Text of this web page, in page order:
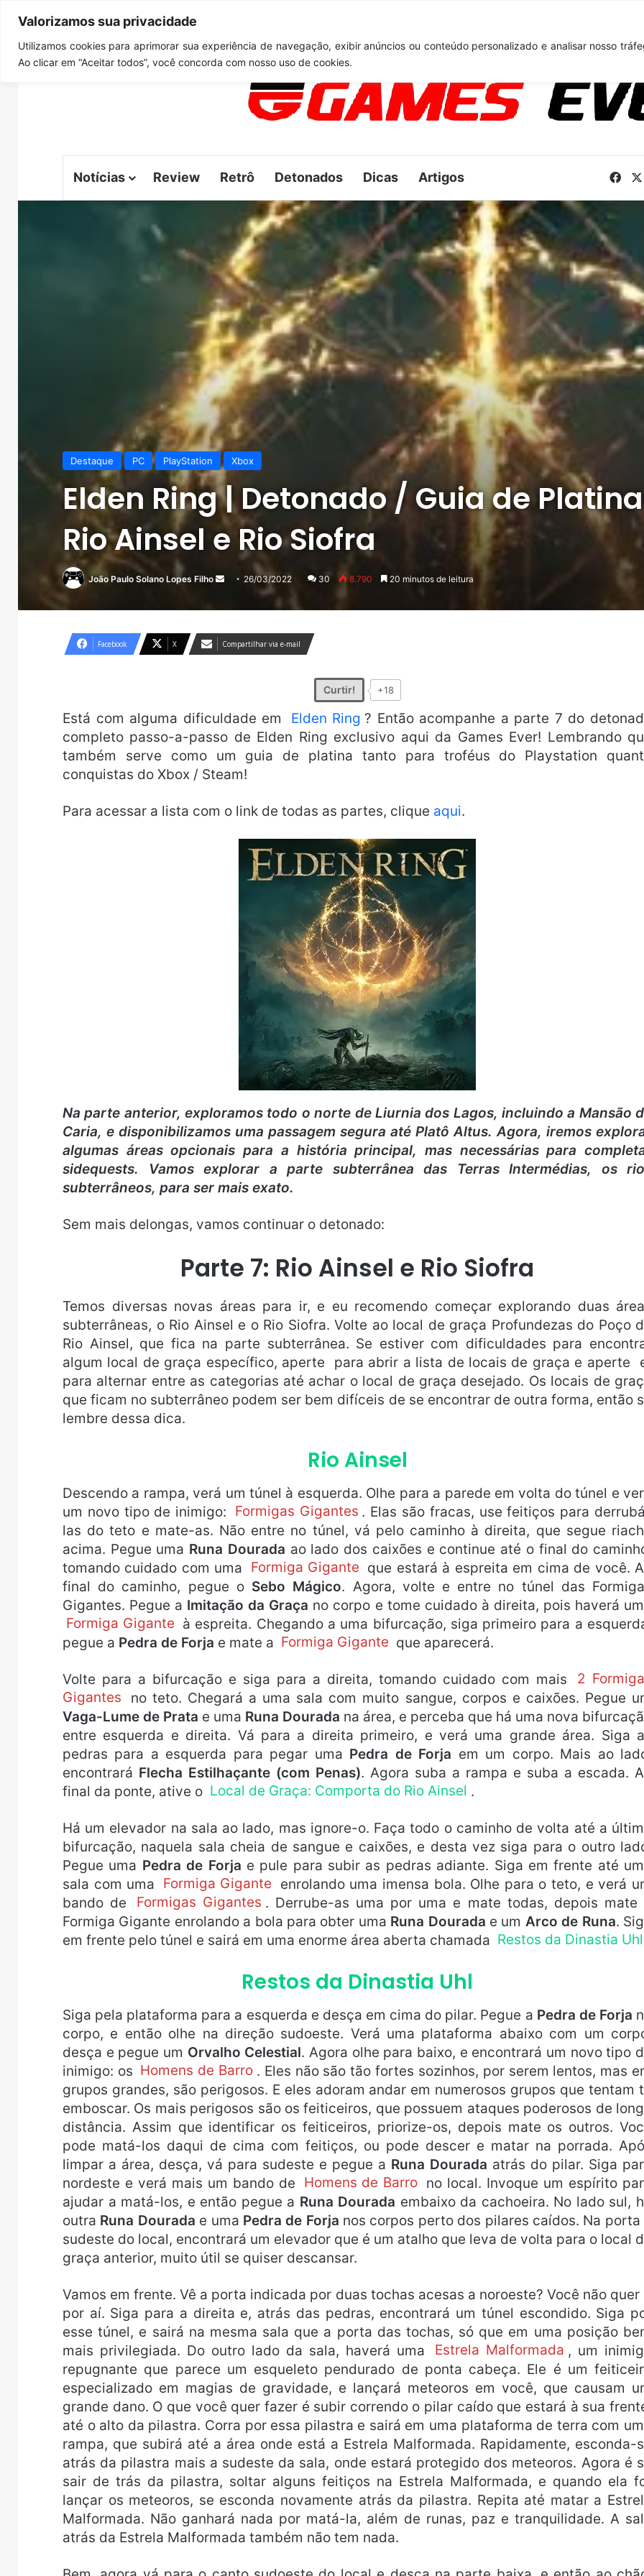
Valorizamos sua privacidade
Utilizamos cookies para aprimorar sua experiência de navegação, exibir anúncios ou conteúdo personalizado e analisar nosso
Ao clicar em “Aceitar todos”, você concorda com nosso uso de cookies.
quinta-feira, agosto 6 2026
Notícias Review Retrô Detonados Dicas Artigos
Destaque PC PlayStation Xbox
Elden Ring | Detonado / Guia de
Rio Ainsel e Rio Siofra
João Paulo Solano Lopes Filho
Mande
e-
26/03/2022 30 8.790 20 minutos de leitura
Facebook X Compartilhar via e-mail
Curtir! +18
Está com alguma dificuldade em Elden Ring ? Então acompanhe a parte 7 do
completo passo-a-passo de Elden Ring exclusivo aqui da Games Ever! Lembrando
também serve como um guia de platina tanto para troféus do Playstation
conquistas do Xbox / Steam!
Para acessar a lista com o link de todas as partes, clique aqui.
Na parte anterior, exploramos todo o norte de Liurnia dos Lagos, incluindo a Mansão
Caria, e disponibilizamos uma passagem segura até Platô Altus. Agora, iremos
algumas áreas opcionais para a história principal, mas necessárias para
sidequests. Vamos explorar a parte subterrânea das Terras Intermédias, os
subterrâneos, para ser mais exato.
Sem mais delongas, vamos continuar o detonado:
Parte 7: Rio Ainsel e Rio Siofra
Temos diversas novas áreas para ir, e eu recomendo começar explorando duas
subterrâneas, o Rio Ainsel e o Rio Siofra. Volte ao local de graça Profundezas do Poço
Rio Ainsel, que fica na parte subterrânea. Se estiver com dificuldades para
algum local de graça específico, aperte
para abrir a lista de locais de graça e aperte
para alternar entre as categorias até achar o local de graça desejado. Os locais de
que ficam no subterrâneo podem ser bem difíceis de se encontrar de outra forma, então
lembre dessa dica.
Rio Ainsel
Descendo a rampa, verá um túnel à esquerda. Olhe para a parede em volta do túnel e
um novo tipo de inimigo:
Formigas Gigantes . Elas são fracas, use feitiços para
las do teto e mate-as. Não entre no túnel, vá pelo caminho à direita, que segue
acima. Pegue uma Runa Dourada ao lado dos caixões e continue até o final do
tomando cuidado com uma
Formiga Gigante que estará à espreita em cima de você.
final do caminho, pegue o Sebo Mágico. Agora, volte e entre no túnel das
Gigantes. Pegue a Imitação da Graça no corpo e tome cuidado à direita, pois haverá
Formiga Gigante à espreita. Chegando a uma bifurcação, siga primeiro para a
pegue a Pedra de Forja e mate a Formiga Gigante que aparecerá.
Volte para a bifurcação e siga para a direita, tomando cuidado com mais
2
Gigantes
no teto. Chegará a uma sala com muito sangue, corpos e caixões. Pegue
Vaga-Lume de Prata e uma Runa Dourada na área, e perceba que há uma nova
entre esquerda e direita. Vá para a direita primeiro, e verá uma grande área. Siga
pedras para a esquerda para pegar uma Pedra de Forja em um corpo. Mais ao
encontrará Flecha Estilhaçante (com Penas). Agora suba a rampa e suba a escada.
final da ponte, ative o Local de Graça: Comporta do Rio Ainsel .
Há um elevador na sala ao lado, mas ignore-o. Faça todo o caminho de volta até a
bifurcação, naquela sala cheia de sangue e caixões, e desta vez siga para o outro
Pegue uma Pedra de Forja e pule para subir as pedras adiante. Siga em frente até
sala com uma
Formiga Gigante
enrolando uma imensa bola. Olhe para o teto, e verá
bando de
Formigas Gigantes . Derrube-as uma por uma e mate todas, depois mate
Formiga Gigante enrolando a bola para obter uma Runa Dourada e um Arco de Runa.
em frente pelo túnel e sairá em uma enorme área aberta chamada Restos da Dinastia Uhl
Restos da Dinastia Uhl
Siga pela plataforma para a esquerda e desça em cima do pilar. Pegue a Pedra de Forja
corpo, e então olhe na direção sudoeste. Verá uma plataforma abaixo com um
desça e pegue um Orvalho Celestial. Agora olhe para baixo, e encontrará um novo tipo
inimigo: os Homens de Barro . Eles não são tão fortes sozinhos, por serem lentos, mas
grupos grandes, são perigosos. E eles adoram andar em numerosos grupos que tentam
emboscar. Os mais perigosos são os feiticeiros, que possuem ataques poderosos de
distância. Assim que identificar os feiticeiros, priorize-os, depois mate os outros.
pode matá-los daqui de cima com feitiços, ou pode descer e matar na porrada.
limpar a área, desça, vá para sudeste e pegue a Runa Dourada atrás do pilar. Siga
nordeste e verá mais um bando de
Homens de Barro no local. Invoque um espírito
ajudar a matá-los, e então pegue a Runa Dourada embaixo da cachoeira. No lado sul,
outra Runa Dourada e uma Pedra de Forja nos corpos perto dos pilares caídos. Na porta
sudeste do local, encontrará um elevador que é um atalho que leva de volta para o local
graça anterior, muito útil se quiser descansar.
Vamos em frente. Vê a porta indicada por duas tochas acesas a noroeste? Você não quer
por aí. Siga para a direita e, atrás das pedras, encontrará um túnel escondido. Siga
esse túnel, e sairá na mesma sala que a porta das tochas, só que em uma posição
mais privilegiada. Do outro lado da sala, haverá uma
Estrela Malformada , um
repugnante que parece um esqueleto pendurado de ponta cabeça. Ele é um
especializado em magias de gravidade, e lançará meteoros em você, que causam
grande dano. O que você quer fazer é subir correndo o pilar caído que estará à sua
até o alto da pilastra. Corra por essa pilastra e sairá em uma plataforma de terra com
rampa, que subirá até a área onde está a Estrela Malformada. Rapidamente, esconda-
atrás da pilastra mais a sudeste da sala, onde estará protegido dos meteoros. Agora é
sair de trás da pilastra, soltar alguns feitiços na Estrela Malformada, e quando ela
lançar os meteoros, se esconda novamente atrás da pilastra. Repita até matar a
Malformada. Não ganhará nada por matá-la, além de runas, paz e tranquilidade. A
atrás da Estrela Malformada também não tem nada.